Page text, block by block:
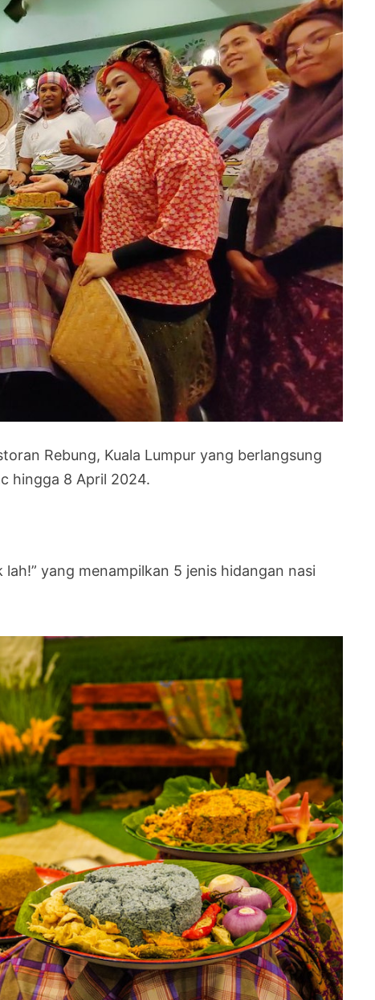
Rebung, Kuala Lumpur yang berlangsung
hingga 8 April 2024.
yang menampilkan 5 jenis hidangan nasi